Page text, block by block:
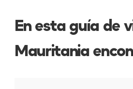
En esta guía de
Mauritania